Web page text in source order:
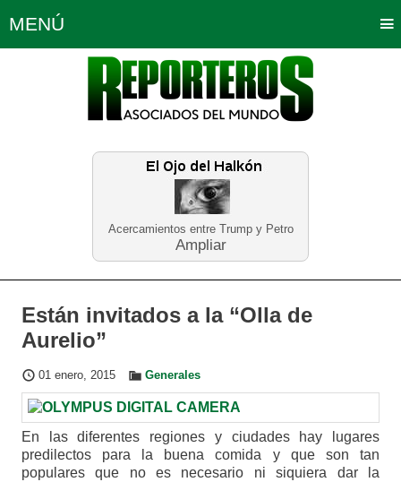
Acercamientos entre Trump y Petro
Ampliar
MENÚ
Política Opinión Bogotá
Planeta Tierra Deportes
Educación Neira
Están invitados a la “Olla de
Aurelio”
01 enero, 2015 Generales
En las diferentes regiones y ciudades hay lugares
predilectos para la buena comida y que son tan
populares que no es necesario ni siquiera dar la